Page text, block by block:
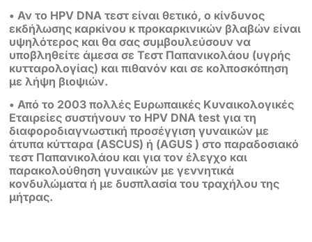
• Αν το HPV DNA τεστ είναι θετικό, ο κίνδυνος
εκδήλωσης καρκίνου κπροκαρκινικών βλαβών είναι
υψηλότερος και θα σας συμβουλεύσουν να
υποβληθείτε άμεσα σε Τεστ Παπανικολάου (υγρής
κυτταρολογίας) και πιθανόν και σε κολποσκόπηση
με λήψη βιοψιών.
• Από το 2003 πολλές Ευρωπαικές Kυναικολογικές
Εταιρείες συστήνουντο HPV DNA test για τη
διαφοροδιαγνωστική προσέγγιση γυναικών με
άτυπα κύτταρα (ASCUS) ή (ΑGUS ) στο παραδοσιακό
τεστ Παπανικολάου και για τον έλεγχο και
παρακολούθηση γυναικών με γεννητικά
κονδυλώματα ή με δυσπλασία του τραχήλου της
μήτρας.